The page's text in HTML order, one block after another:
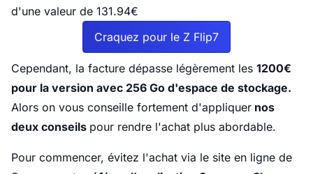
d'une valeur de 131.94€
Craquez pour le Z Flip7
Cependant, la facture dépasse légèrement les 1200€
pour la version avec 256 Go d'espace de stockage.
Alors on vous conseille fortement d'appliquer nos
deux conseils pour rendre l'achat plus abordable.
Pour commencer, évitez l'achat via le site en ligne de